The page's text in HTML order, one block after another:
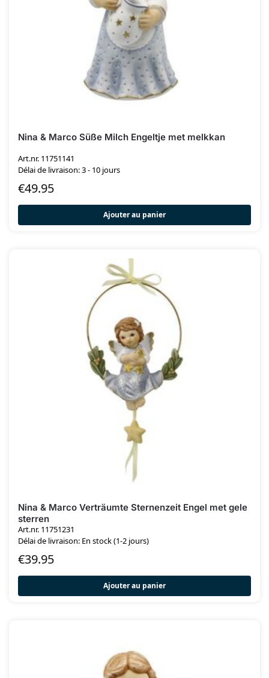
Nina & Marco Süße Milch Engeltje met melkkan
Art.nr. 11751141
Délai de livraison: 3 - 10 jours
€49.95
Ajouter au panier
Nina & Marco Verträumte Sternenzeit Engel met gele
sterren
Art.nr. 11751231
Délai de livraison: En stock (1-2 jours)
€39.95
Ajouter au panier